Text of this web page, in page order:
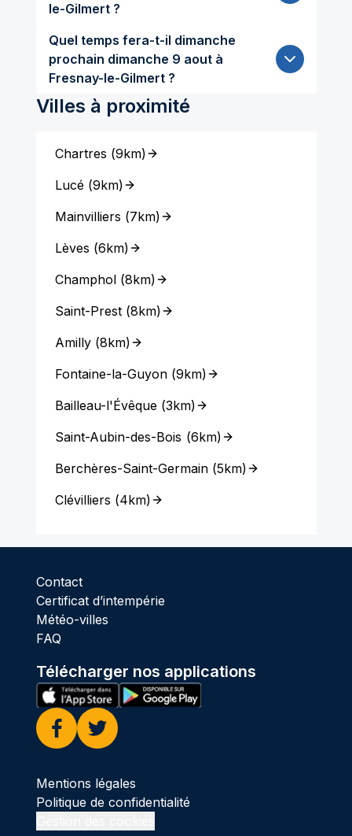
le-Gilmert ?
Quel temps fera-t-il dimanche
prochain dimanche 9 aout à
Fresnay-le-Gilmert ?
Villes à proximité
Chartres (9km)
Lucé(9km)
Mainvilliers (7km)
Lèves (6km)
Champhol(8km)
Saint-Prest(8km)
Amilly(8km)
Fontaine-la-Guyon(9km)
Bailleau-l'Évêque(3km)
Saint-Aubin-des-Bois (6km)
Berchères-Saint-Germain(5km)
Clévilliers (4km)
Contact
Certificat d’intempérie
Météo-villes
FAQ
Télécharger nos applications
Facebook
Twitter
Mentions légales
Politique de confidentialité